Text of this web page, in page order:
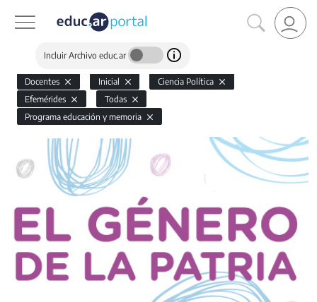
Incluir Archivo educ.ar
Docentes Inicial
Ciencia Política
Efemérides
Todas
Programa educación y memoria